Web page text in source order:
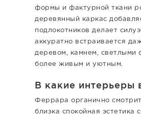
формы и фактурной ткани
деревянный каркас
подлокотников делает
аккуратно встраивается
деревом, камнем, светлыми
более живым и уютным.
В какие интерьеры
Феррара органично
близка спокойная